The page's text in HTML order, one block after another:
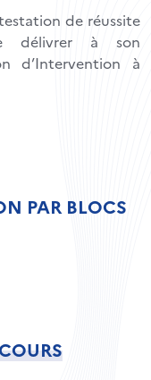
de réussite
délivrer à son
d’Intervention à
PAR BLOCS